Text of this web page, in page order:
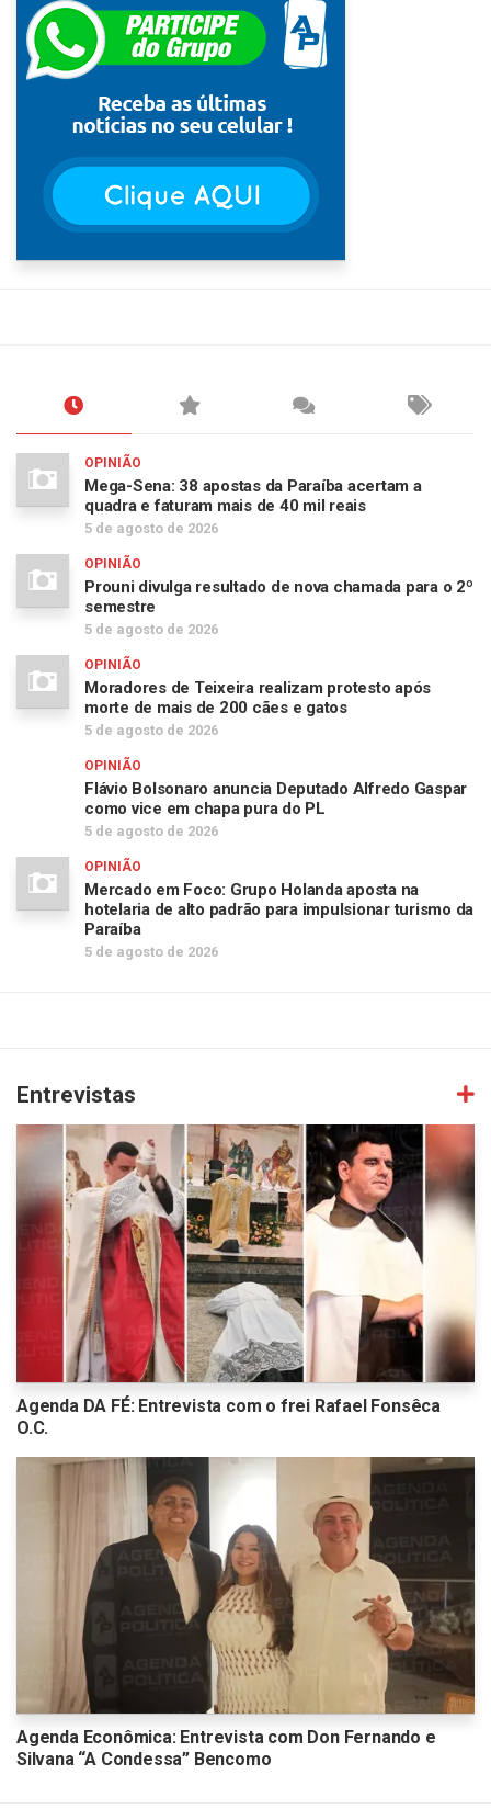
OPINIÃO
Mega-Sena: 38 apostas da Paraíba acertam a
quadra e faturam mais de 40 mil reais
5 de agosto de 2026
OPINIÃO
Prouni divulga resultado de nova chamada para o 2º
semestre
5 de agosto de 2026
OPINIÃO
Moradores de Teixeira realizam protesto após
morte de mais de 200 cães e gatos
5 de agosto de 2026
OPINIÃO
Flávio Bolsonaro anuncia Deputado Alfredo Gaspar
como vice em chapa pura do PL
5 de agosto de 2026
OPINIÃO
Mercado em Foco: Grupo Holanda aposta na
hotelaria de alto padrão para impulsionar turismo da
Paraíba
5 de agosto de 2026
Entrevistas
Agenda DA FÉ: Entrevista com o frei Rafael Fonsêca
O.C.
Agenda Econômica: Entrevista com Don Fernando e
Silvana “A Condessa” Bencomo